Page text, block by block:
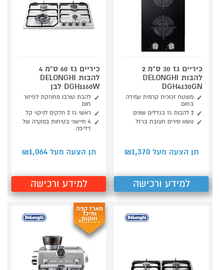
כיריים גז 30 ס"מ 2
להבות DELONGHI
DGH4130GN
משטח זכוכית קרמית עמידה
בחום
2 להבות גז בגדלים שונים
נושא סירים חצובת ברזל
תן הצעה מעל ₪ 1,370
למידע ורכישה
כיריים גז 60 ס"מ 4
להבות DELONGHI
DGH1160W לבן
להבת טורבו מחוזקת לפיזור
חום
ראשי גז 2 חלקים לניקוי קל
4 חיישני בטיחות במקרה של
דליפה
תן הצעה מעל ₪ 1,064
למידע ורכישה
מארז קפה
ומיכל
ואקום
במתנה!*